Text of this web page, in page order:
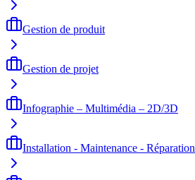
Gestion de produit
Gestion de projet
Infographie – Multimédia – 2D/3D
Installation - Maintenance - Réparation